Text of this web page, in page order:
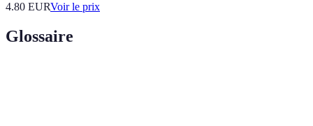
4.80 EURVoir le prix
Glossaire